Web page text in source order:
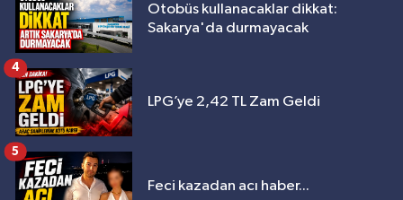
Otobüs kullanacaklar dikkat:
Sakarya'da durmayacak
LPG’ye 2,42 TL Zam Geldi
4
Feci kazadan acı haber...
5